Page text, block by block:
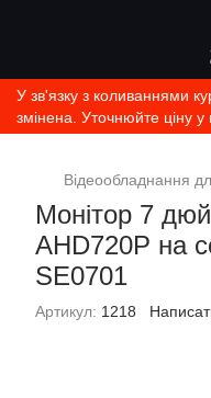
У зв'язку з коливаннями
змінена. Уточнюйте ціну
Відеообладнання
Монітор 7
AHD720P на
SE0701
Артикул: 1218